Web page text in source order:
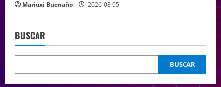
Mariuxi Buenaño 2026-08-05
BUSCAR
BUSCAR